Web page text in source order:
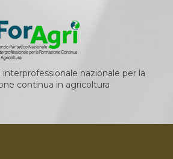
nazionale per la
continua in agricoltura